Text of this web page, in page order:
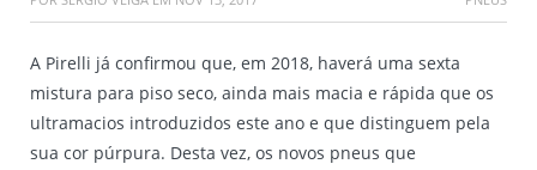
A Pirelli já confirmou que, em 2018, haverá uma sexta
mistura para piso seco, ainda mais macia e rápida que os
ultramacios introduzidos este ano e que distinguem pela
sua cor púrpura. Desta vez, os novos pneus que